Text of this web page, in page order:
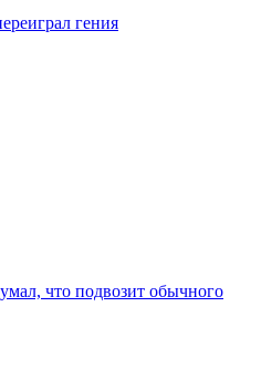
гения
что подвозит обычного